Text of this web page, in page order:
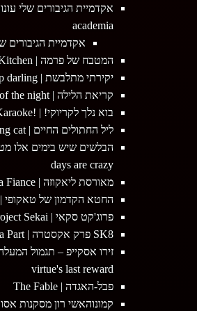
academia
אקדמיית הגיבורים
המטבח של פרמה | Fermat Kitchen
יקירתי מתלבשת | My dress up darling
קריאת הלילה | Call of the night
בוא נלך לקריוקי! | !Let's Go Karaoke
ליל החתולים החיים | Nyaight of the living cat
days are crazy
מאורסת ליאקוזה | Yakuza Fiance
החטא הקדמון של טאקופי | Takopi's original sin
פרוג'קט סקאי | Project Sekai
SK8 פרק אקסטרה | SK∞: Extra Part
virtue's last reward
פבל-האגדה | The Fable